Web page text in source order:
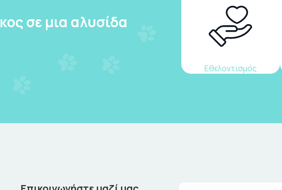
σε μια αλυσίδα
Εθελοντισμός